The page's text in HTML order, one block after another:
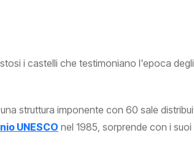
i castelli che testimoniano l'epoca degli
struttura imponente con 60 sale
UNESCO nel 1985, sorprende con i suoi